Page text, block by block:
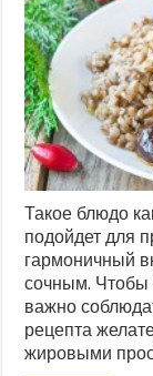
Такое блюдо
подойдет для
гармоничный
сочным. Чтобы
важно
рецепта
жировыми